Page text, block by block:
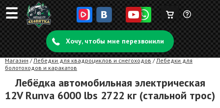
☰ Задать
вопрос
Корзина
пуста
Хочу, чтобы мне перезвонили
Магазин /Лебедки для квадроциклов и снегоходов /Лебедки для
болотоходов и каракатов
Лебёдка автомобильная электрическая
12V Runva 6000 lbs 2722 кг (стальной трос)